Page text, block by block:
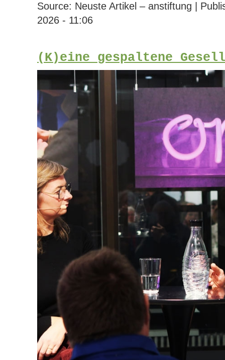
Source: Neuste Artikel – anstiftung
2026 - 11:06
(K)eine gespaltene